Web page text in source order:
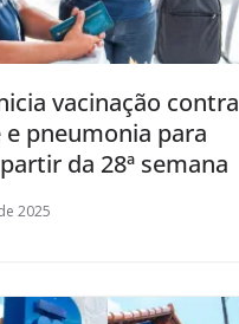
vacinação contra
pneumonia para
da 28ª semana
2025